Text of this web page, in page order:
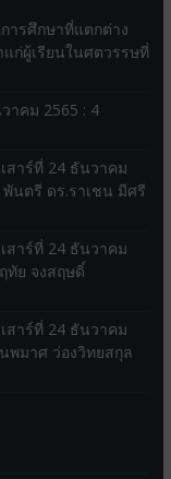
ารศึกษาที่แตกต่าง
ก่ผู้เรียนในศตวรรษที่
าคม 2565 : 4
สาร์ที่ 24 ธันวาคม
พันตรี ดร.ราเชน มีศรี
สาร์ที่ 24 ธันวาคม
ทัย จงสฤษดิ์
สาร์ที่ 24 ธันวาคม
พมาศ ว่องวิทยสกุล